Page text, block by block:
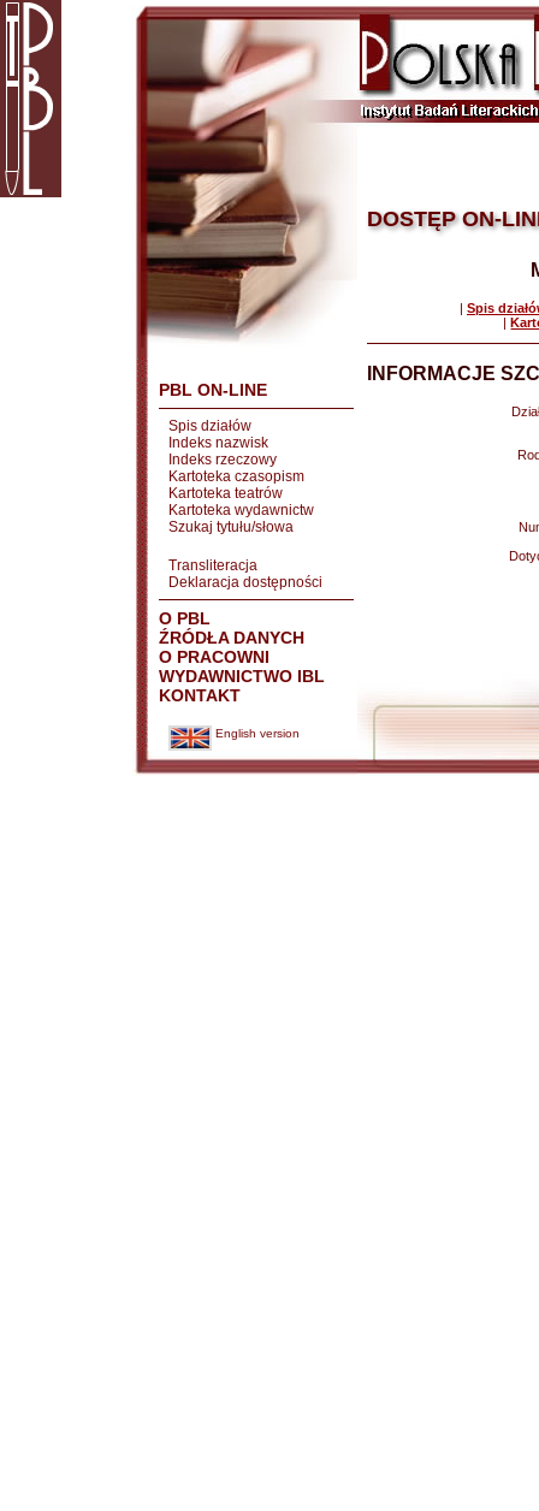
PBL ON-LINE
Spis działów
Indeks nazwisk
Indeks rzeczowy
Kartoteka czasopism
Kartoteka teatrów
Kartoteka wydawnictw
Szukaj tytułu/słowa
Transliteracja
Deklaracja dostępności
O PBL
ŹRÓDŁA DANYCH
O PRACOWNI
WYDAWNICTWO IBL
KONTAKT
English version
DOSTĘP ON-
| Spis
|
INFORMACJE